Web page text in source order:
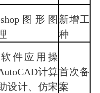
图形图 新增工
种
件应用操
计算
设计、仿宋
首次备
案